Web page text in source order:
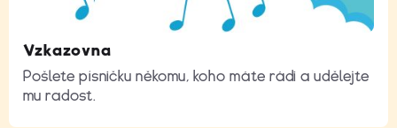
Vzkazovna
Pošlete písničku někomu, koho máte rádi a udělejte
mu radost.